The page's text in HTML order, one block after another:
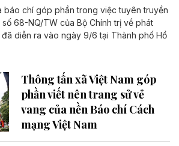
báo chí góp phần trong việc tuyên truyền
68-NQ/TW của Bộ Chính trị về phát
đã diễn ra vào ngày 9/6 tại Thành phố Hồ
Thông tấn xã Việt Nam góp
phần viết nên trang sử vẻ
vang của nền Báo chí Cách
mạng Việt Nam